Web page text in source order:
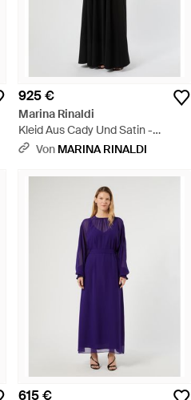
925 €
Marina Rinaldi
Kleid Aus Cady Und Satin -
Schwarz
Von MARINA RINALDI
615 €